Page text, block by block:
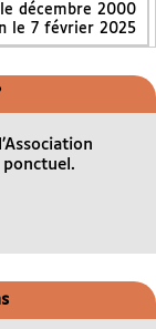
décembre 2000
le 7 février 2025